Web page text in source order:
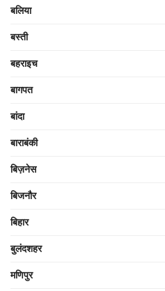
बलिया
बस्ती
बहराइच
बागपत
बांदा
बाराबंकी
बिज़नेस
बिजनौर
बिहार
बुलंदशहर
मणिपुर